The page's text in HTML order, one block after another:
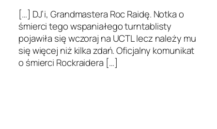
[…] DJ’i, Grand­mas­tera Roc Raidę. Notka o
śmierci tego wspani­ałego turntab­listy
pojaw­iła się wczo­raj na UCTL lecz należy mu
się więcej niż kilka zdań. Ofic­jalny komu­nikat
o śmierci Rock­raidera […]